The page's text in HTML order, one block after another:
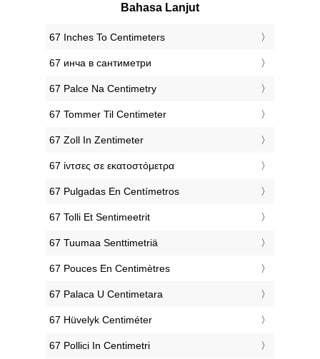
Bahasa Lanjut
‎67 Inches To Centimeters
‎67 инча в сантиметри
‎67 Palce Na Centimetry
‎67 Tommer Til Centimeter
‎67 Zoll In Zentimeter
‎67 ίντσες σε εκατοστόμετρα
‎67 Pulgadas En Centímetros
‎67 Tolli Et Sentimeetrit
‎67 Tuumaa Senttimetriä
‎67 Pouces En Centimètres
‎67 Palaca U Centimetara
‎67 Hüvelyk Centiméter
‎67 Pollici In Centimetri